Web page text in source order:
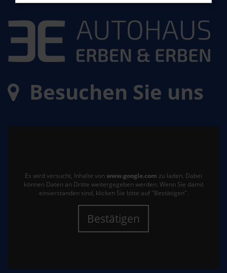
Besuchen Sie uns
Es wird versucht, Inhalte von www.google.com zu laden. Dabei
können Daten an Dritte weitergegeben werden. Wenn Sie damit
einverstanden sind, klicken Sie bitte auf "Bestätigen".
Bestätigen